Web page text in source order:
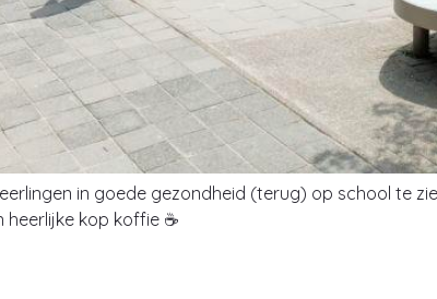
in goede gezondheid (terug) op school te
kop koffie ☕